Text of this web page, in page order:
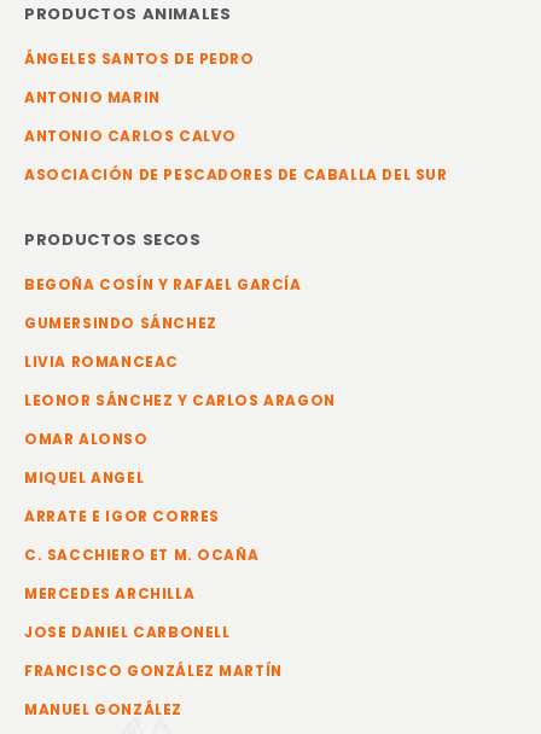
PRODUCTOS ANIMALES
ÁNGELES SANTOS DE PEDRO
ANTONIO MARIN
ANTONIO CARLOS CALVO
ASOCIACIÓN DE PESCADORES DE CABALLA DEL SUR
PRODUCTOS SECOS
BEGOÑA COSÍN Y RAFAEL GARCÍA
GUMERSINDO SÁNCHEZ
LIVIA ROMANCEAC
LEONOR SÁNCHEZ Y CARLOS ARAGON
OMAR ALONSO
MIQUEL ANGEL
ARRATE E IGOR CORRES
C. SACCHIERO ET M. OCAÑA
MERCEDES ARCHILLA
JOSE DANIEL CARBONELL
FRANCISCO GONZÁLEZ MARTÍN
MANUEL GONZÁLEZ